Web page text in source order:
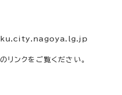
リンクをご覧ください。